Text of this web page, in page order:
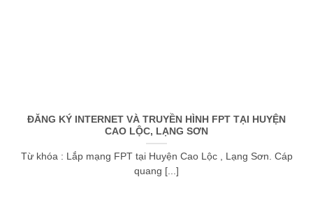
ĐĂNG KÝ INTERNET VÀ TRUYỀN HÌNH FPT TẠI HUYỆN
CAO LỘC, LẠNG SƠN
Từ khóa : Lắp mạng FPT tại Huyện Cao Lộc , Lạng Sơn. Cáp
quang [...]